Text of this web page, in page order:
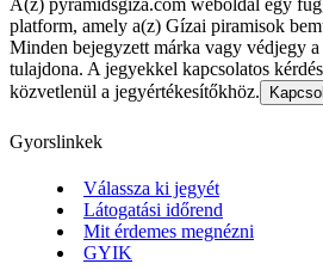
A(z) pyramidsgiza.com weboldal egy
platform, amely a(z) Gízai piramisok
Minden bejegyzett márka vagy védjegy
tulajdona. A jegyekkel kapcsolatos
közvetlenül a jegyértékesítőkhöz.
Gyorslinkek
Válassza ki jegyét
Látogatási időrend
Mit érdemes megnézni
GYIK